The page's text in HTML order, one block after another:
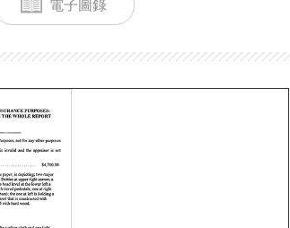
電子圖錄